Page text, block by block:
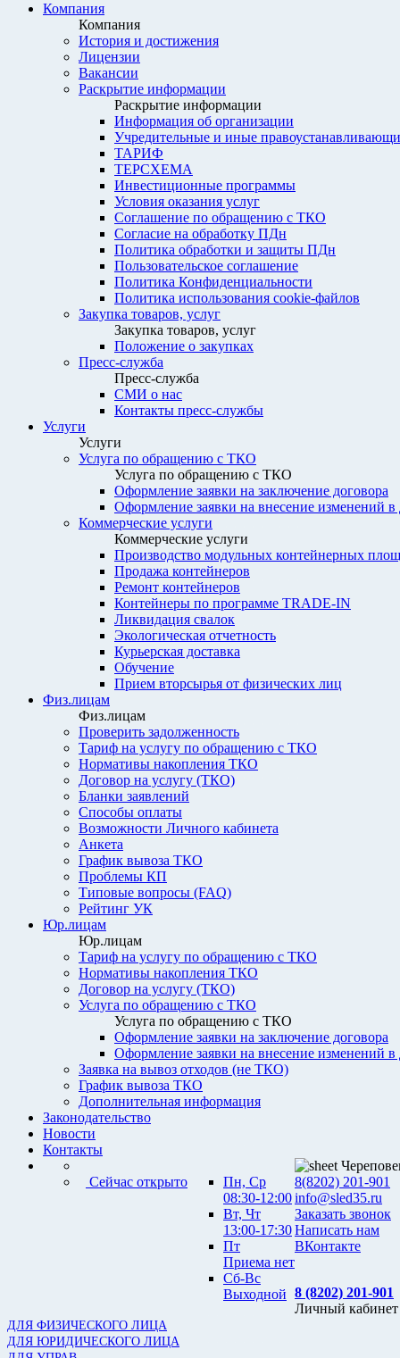
Компания
Компания
История и достижения
Лицензии
Вакансии
Раскрытие информации
Раскрытие информации
Информация об организации
Учредительные и иные
ТАРИФ
ТЕРСХЕМА
Инвестиционные программы
Условия оказания услуг
Соглашение по обращению с ТКО
Согласие на обработку ПДн
Политика обработки и защиты ПДн
Пользовательское соглашение
Политика Конфиденциальности
Политика использования cookie-файлов
Закупка товаров, услуг
Закупка товаров, услуг
Положение о закупках
Пресс-служба
Пресс-служба
СМИ о нас
Контакты пресс-службы
Услуги
Услуги
Услуга по обращению с ТКО
Услуга по обращению с ТКО
Оформление заявки на заключение договора
Оформление заявки на внесение изменений в
Коммерческие услуги
Коммерческие услуги
Производство модульных контейнерных
Продажа контейнеров
Ремонт контейнеров
Контейнеры по программе TRADE-IN
Ликвидация свалок
Экологическая отчетность
Курьерская доставка
Обучение
Прием вторсырья от физических лиц
Физ.лицам
Физ.лицам
Проверить задолженность
Тариф на услугу по обращению с ТКО
Нормативы накопления ТКО
Договор на услугу (ТКО)
Бланки заявлений
Способы оплаты
Возможности Личного кабинета
Анкета
График вывоза ТКО
Проблемы КП
Типовые вопросы (FAQ)
Рейтинг УК
Юр.лицам
Юр.лицам
Тариф на услугу по обращению с ТКО
Нормативы накопления ТКО
Договор на услугу (ТКО)
Услуга по обращению с ТКО
Услуга по обращению с ТКО
Оформление заявки на заключение договора
Оформление заявки на внесение изменений в
Заявка на вывоз отходов (не ТКО)
График вывоза ТКО
Дополнительная информация
Законодательство
Новости
Контакты
Сейчас открыто
Пн, Ср
08:30-12:00
Вт, Чт
13:00-17:30
Пт
Приема нет
Сб-Вс
Выходной
8(8202) 201-901
info@sled35.ru
Заказать звонок
Написать нам
ВКонтакте
8 (8202) 201-901
Личный кабинет
ДЛЯ ФИЗИЧЕСКОГО ЛИЦА
ДЛЯ ЮРИДИЧЕСКОГО ЛИЦА